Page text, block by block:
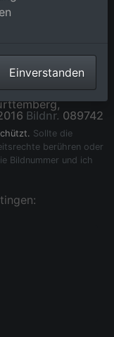
Dertingen in
Bildnr. 089742
Sollte die
berühren oder
Bildnummer und ich
Einverstanden